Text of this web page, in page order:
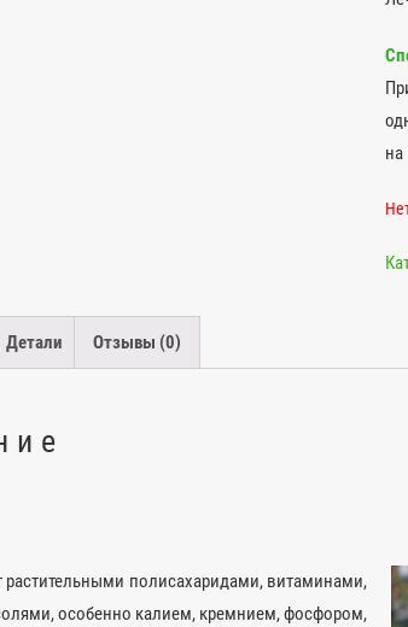
на
Детали Отзывы (0)
растительными полисахаридами, витаминами,
особенно калием, кремнием, фосфором,